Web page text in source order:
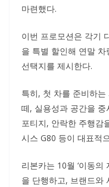
마련했다.
이번 프로모션은 각기
을 특별 할인해 연말
선택지를 제시한다.
특히, 첫 차를 준비하
떼, 실용성과 공간을
포티지, 안락한 주행감
시스 G80 등이 대표적
리본카는 10월 ‘이동의
을 단행하고, 브랜드와